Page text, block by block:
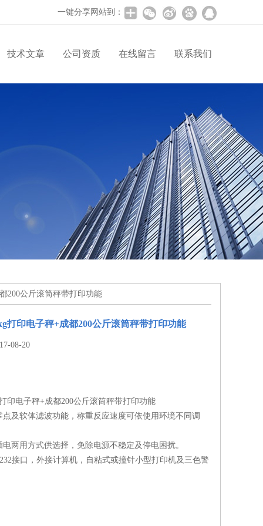
一键分享网站到：
技术文章 公司资质 在线留言 联系我们
200公斤滚筒秤带打印功能
打印电子秤+成都200公斤滚筒秤带打印功能
08-20
印电子秤+成都200公斤滚筒秤带打印功能
点及软体滤波功能，称重反应速度可依使用环境不同调
两用方式供选择，免除电源不稳定及停电困扰。
接口，外接计算机，自粘式或撞针小型打印机及三色警